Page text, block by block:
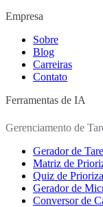
Empresa
Sobre
Blog
Carreiras
Contato
Ferramentas de IA
Gerenciamento de
Gerador de
Matriz de
Quiz de
Gerador de
Conversor de